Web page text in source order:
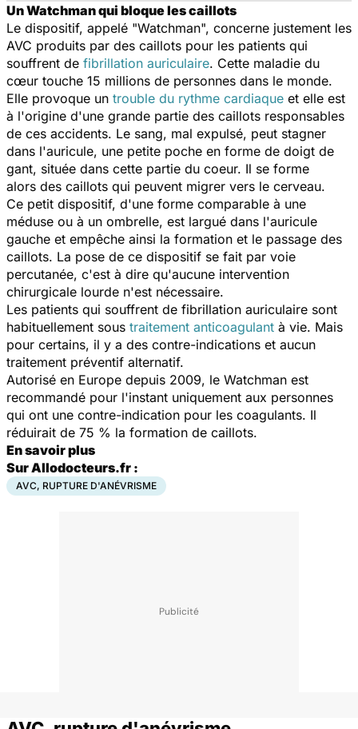
UnWatchmanqui bloque les caillots
Le dispositif, appelé "Watchman", concerne justement les
AVC produits par des caillots pour les patients qui
souffrent de fibrillation auriculaire. Cette maladie du
cœur touche 15 millions de personnes dans le monde.
Elle provoque un trouble du rythme cardiaque et elle est
à l'origine d'une grande partie des caillots responsables
de ces accidents. Le sang, mal expulsé, peut stagner
dans l'auricule, une petite poche en forme de doigt de
gant, située dans cette partie du coeur. Il se forme
alors des caillots qui peuvent migrer vers le cerveau.
Ce petit dispositif, d'une forme comparable à une
méduse ou à un ombrelle, est largué dans l'auricule
gauche et empêche ainsi la formation et le passage des
caillots. La pose de ce dispositif se fait par voie
percutanée, c'est à dire qu'aucune intervention
chirurgicale lourde n'est nécessaire.
Les patients qui souffrent de fibrillation auriculaire sont
habituellement sous traitement anticoagulant à vie. Mais
pour certains, il y a des contre-indications et aucun
traitement préventif alternatif.
Autorisé en Europe depuis 2009, le Watchman est
recommandé pour l'instant uniquement aux personnes
qui ont une contre-indication pour les coagulants. Il
réduirait de 75 % la formation de caillots.
En savoir plus
Sur Allodocteurs.fr :
AVC, RUPTURE D'ANÉVRISME